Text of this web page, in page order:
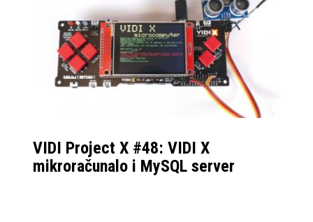
VIDI Project X #48: VIDI X
mikroračunalo i MySQL server